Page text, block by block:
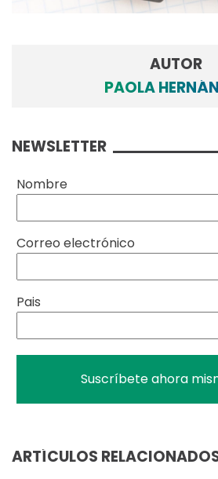
AUTOR
PAOLA
NEWSLETTER
Nombre
Correo electrónico
Pais
ARTÍCULOS